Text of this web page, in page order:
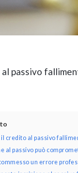
passivo
credito al passivo
al passivo può
un errore